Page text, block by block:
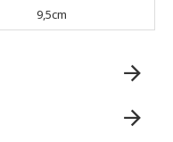
9,5cm